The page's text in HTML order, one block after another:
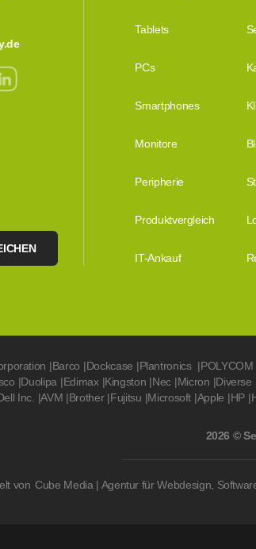
Tablets
PCs
Smartphones
Monitore
Peripherie
Produktvergleich
IT-Ankauf
|Barco |Dockcase |Plantronics |POLYCOM
|Duolipa |Edimax |Kingston |Nec |Micron |Diverse
Inc. |AVM |Brother |Fujitsu |Microsoft |Apple |HP |
2026 ©
von Cube Media | Agentur für Webdesign,